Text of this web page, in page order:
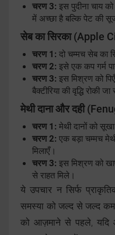
चरण 3: इस पुदीना चाय
में अच्छा है बल्कि पेट की
सेब का सिरका(Apple
चरण 1: दो चम्मच सेब का
चरण 2: इसे एक कप गर्म
चरण 3: इस मिश्रण को
बैक्टीरिया की वृद्धि रोकी
मेथी दाना और दही
चरण 1: मेथी दानों को
चरण 2: एक बड़ा चम्मच
मिलाएँ।
चरण 3: इस मिश्रण को
से राहत मिले।
ये उपचार न सिर्फ
समस्या को जल्द से जल्द
को आज़माने से पहले, यदि